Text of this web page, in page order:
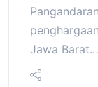
Jawa